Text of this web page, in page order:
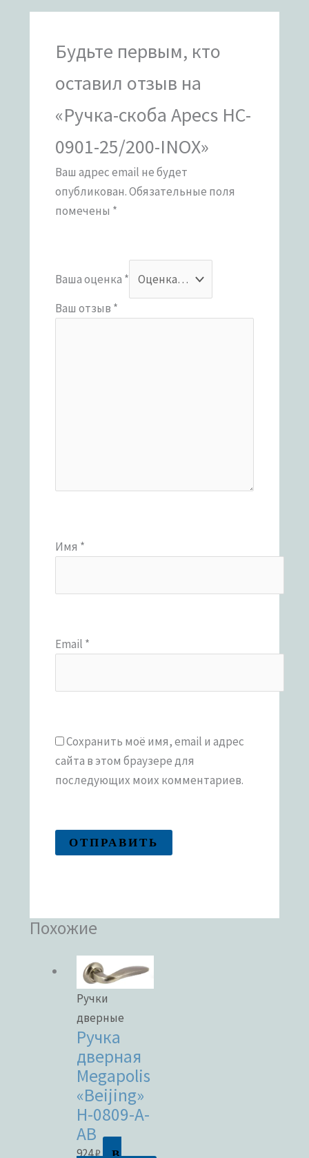
Будьте первым, кто
оставил отзыв на
«Ручка-скоба Apecs HC-
0901-25/200-INOX»
Ваш адрес email не будет
опубликован.Обязательные поля
помечены *
Ваша оценка *
Ваш отзыв *
Имя *
Email *
Сохранить моё имя, email и адрес
сайта в этом браузере для
последующих моих комментариев.
Похожие
Ручки
дверные
Ручка
дверная
Megapolis
«Beijing»
H-0809-A-
AB
924₽